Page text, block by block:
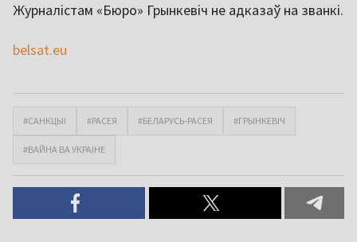
Журналістам «Бюро» Грынкевіч не адказаў на званкі.
belsat.eu
#САНКЦЫІ #РАСЕЯ #БЕЛАРУСЬ-РАСЕЯ #ГРЫНКЕВІЧ
#ВАЙНА ВА УКРАІНЕ